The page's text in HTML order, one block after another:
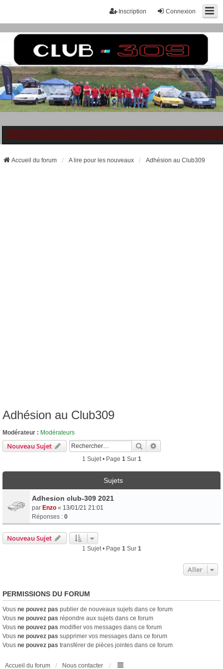
Connexion
Inscription
Accueil du forum A lire pour les nouveaux Adhésion au Club309
Adhésion au Club309
Modérateur : Modérateurs
Nouveau Sujet Rechercher
1 Sujet • Page 1Sur 1
Sujets
Adhesion club-309 2021
par Enzo « 13/01/21 21:01
Réponses : 0
Nouveau Sujet
1 Sujet • Page 1Sur 1
Aller
PERMISSIONS DU FORUM
Vous ne pouvez pas publier de nouveaux sujets dans ce forum
Vous ne pouvez pas répondre aux sujets dans ce forum
Vous ne pouvez pas modifier vos messages dans ce forum
Vous ne pouvez pas supprimer vos messages dans ce forum
Vous ne pouvez pas transférer de pièces jointes dans ce forum
Accueil du forum Nous contacter